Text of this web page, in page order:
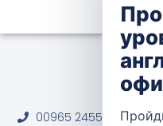
00965 2455 5050